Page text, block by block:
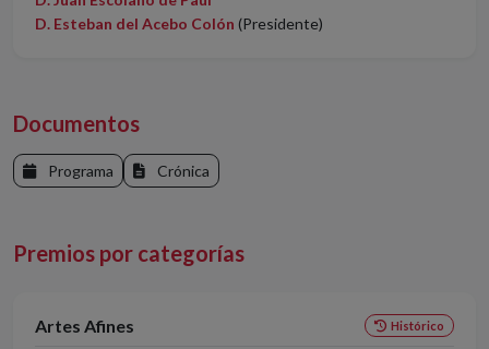
D. Esteban del Acebo Colón (Presidente)
Documentos
Programa Crónica
Premios por categorías
Artes Afines Histórico